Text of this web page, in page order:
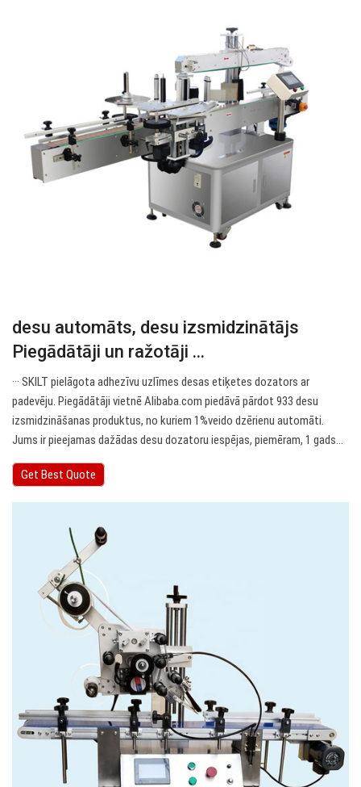
desu automāts, desu izsmidzinātājs
Piegādātāji un ražotāji ...
··· SKILT pielāgota adhezīvu uzlīmes desas etiķetes dozators ar
padevēju. Piegādātāji vietnē Alibaba.com piedāvā pārdot 933 desu
izsmidzināšanas produktus, no kuriem 1%veido dzērienu automāti.
Jums ir pieejamas dažādas desu dozatoru iespējas, piemēram, 1 gads…
Get Best Quote